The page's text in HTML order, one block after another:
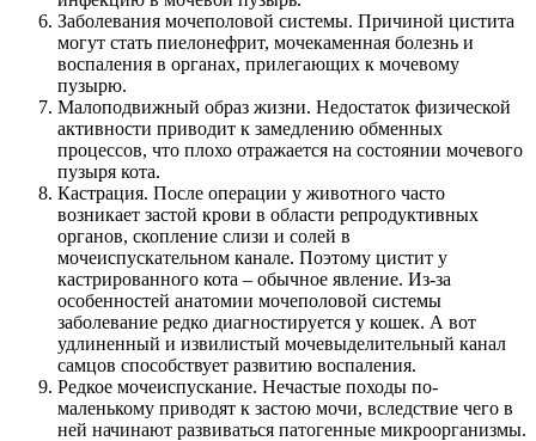
Заболевания мочеполовой системы. Причиной цистита
могут стать пиелонефрит, мочекаменная болезнь и
воспаления в органах, прилегающих к мочевому
пузырю.
Малоподвижный образ жизни. Недостаток физической
активности приводит к замедлению обменных
процессов, что плохо отражается на состоянии мочевого
пузыря кота.
Кастрация. После операции у животного часто
возникает застой крови в области репродуктивных
органов, скопление слизи и солей в
мочеиспускательном канале. Поэтому цистит у
кастрированного кота – обычное явление. Из-за
особенностей анатомии мочеполовой системы
заболевание редко диагностируется у кошек. А вот
удлиненный и извилистый мочевыделительный канал
самцов способствует развитию воспаления.
Редкое мочеиспускание. Нечастые походы по-
маленькому приводят к застою мочи, вследствие чего в
ней начинают развиваться патогенные микроорганизмы.